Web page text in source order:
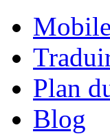
Mobile
Plan
Blog